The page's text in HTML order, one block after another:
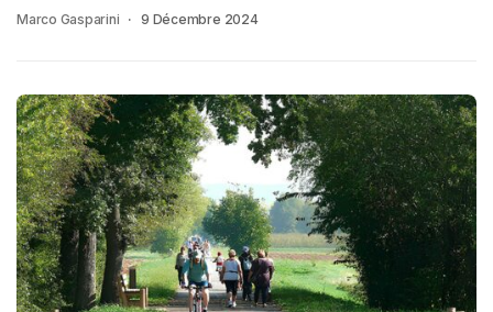
Marco Gasparini 9 Décembre 2024